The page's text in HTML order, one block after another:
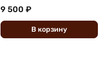
9 500 ₽
В корзину